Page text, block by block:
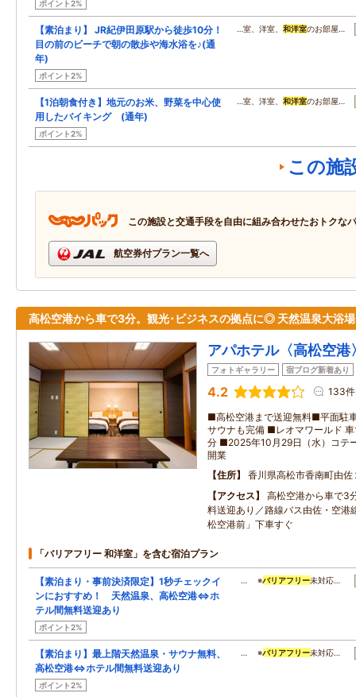
ポイント2%
【素泊まり】 JR紀伊田原駅から徒歩10分！
目の前のビーチで朝の散歩や海水浴を♪(通
年)
ポイント2%
…室、洋室、 和洋室のお部屋…
【1泊朝食付き】地元のお米、野菜を中心使
用したバイキング (通年)
ポイント2%
…室、洋室、 和洋室のお部屋…
この施
この施設と交通手段を自由に組み合わせたおトクな
航空券付プラン一覧へ
高松空港から車で3分。観光･ビジネスの拠点に◎ 天然温泉大浴
アパホテル〈高松空港
フォトギャラリー 宿ブログ新着あり
4.2 133件
■高松空港まで送迎無料■平面駐
サウナも完備 ■レオマワールド
分 ■2025年10月29日（水）コテ
開業
住所
香川県高松市香南町由佐
アクセス
高松空港から車で3
料送迎あり／路線バス由佐・空港
松空港前」下車すぐ
「バリアフリー 和洋室」を含む宿泊プラン
【素泊まり・事前決済限定】1秒チェックイ
ンにおすすめ！ 天然温泉、高松空港⇔ホ
テル間無料送迎あり
ポイント2%
… ※バリアフリー未対応…
【素泊まり】最上階天然温泉・サウナ無料、
高松空港⇔ホテル間無料送迎あり
ポイント2%
… ※バリアフリー未対応…